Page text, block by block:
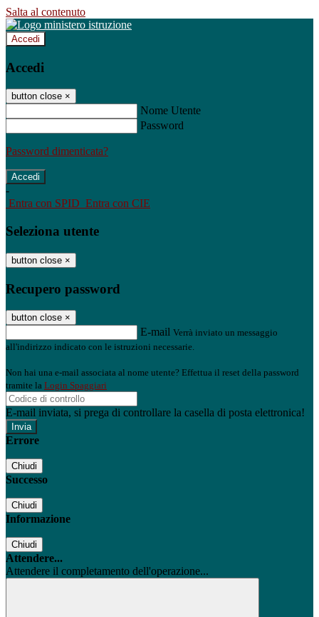
Salta al contenuto
Accedi
Accedi
button close ×
Nome Utente
Password
Password dimenticata?
-
Entra con SPID Entra con CIE
Seleziona utente
button close ×
Recupero password
button close ×
E-mail Verrà inviato un messaggio
all'indirizzo indicato con le istruzioni necessarie.
Non hai una e-mail associata al nome utente? Effettua il reset della password
tramite la Login Spaggiari
E-mail inviata, si prega di controllare la casella di posta elettronica!
Errore
Chiudi
Successo
Chiudi
Informazione
Chiudi
Attendere...
Attendere il completamento dell'operazione...